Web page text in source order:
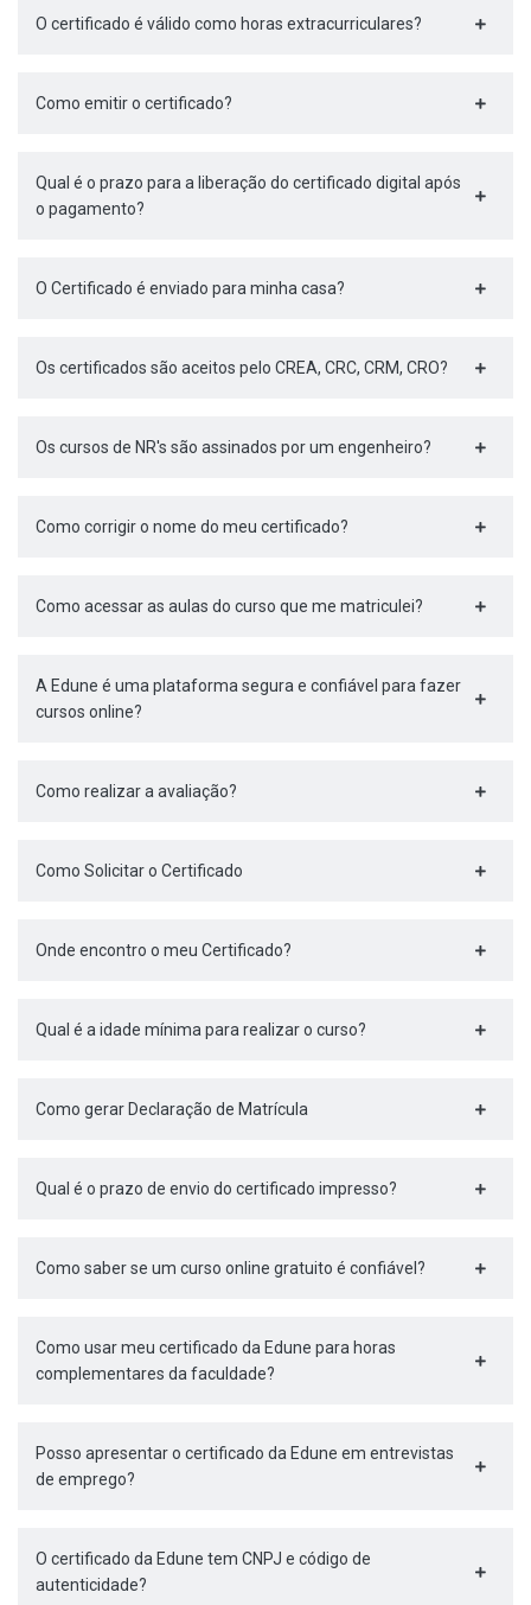
O certificado é válido como horas extracurriculares?
Como emitir o certificado?
Qual é o prazo para a liberação do certificado digital após
o pagamento?
O Certificado é enviado para minha casa?
Os certificados são aceitos pelo CREA, CRC, CRM, CRO?
Os cursos de NR's são assinados por um engenheiro?
Como corrigir o nome do meu certificado?
Como acessar as aulas do curso que me matriculei?
A Edune é uma plataforma segura e confiável para fazer
cursos online?
Como realizar a avaliação?
Como Solicitar o Certificado
Onde encontro o meu Certificado?
Qual é a idade mínima para realizar o curso?
Como gerar Declaração de Matrícula
Qual é o prazo de envio do certificado impresso?
Como saber se um curso online gratuito é confiável?
Como usar meu certificado da Edune para horas
complementares da faculdade?
Posso apresentar o certificado da Edune em entrevistas
de emprego?
O certificado da Edune tem CNPJ e código de
autenticidade?